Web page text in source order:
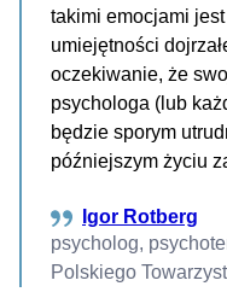
takimi emocjami
umiejętności
oczekiwanie, że
psychologa (lub
będzie sporym
późniejszym życiu
Igor Rotberg
psycholog,
Polskiego